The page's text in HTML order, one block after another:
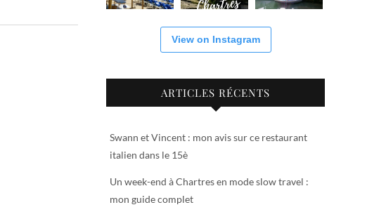
View on Instagram
ARTICLES RÉCENTS
Swann et Vincent : mon avis sur ce restaurant
italien dans le 15è
Un week-end à Chartres en mode slow travel :
mon guide complet